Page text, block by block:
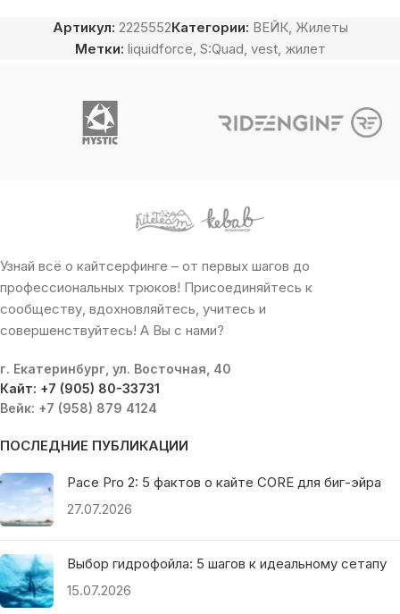
Артикул: 2225552Категории: ВЕЙК, Жилеты
Метки: liquidforce, S:Quad, vest, жилет
Узнай всё о кайтсерфинге – от первых шагов до
профессиональных трюков! Присоединяйтесь к
сообществу, вдохновляйтесь, учитесь и
совершенствуйтесь! А Вы с нами?
г. Екатеринбург, ул. Восточная, 40
Кайт: +7 (905) 80-33731
Вейк: +7 (958) 879 4124
ПОСЛЕДНИЕ ПУБЛИКАЦИИ
Pace Pro 2: 5 фактов о кайте CORE для биг-эйра
27.07.2026
Выбор гидрофойла: 5 шагов к идеальному сетапу
15.07.2026